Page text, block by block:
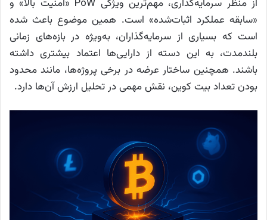
از منظر سرمایه‌گذاری، مهم‌ترین ویژگی PoW «امنیت بالا» و
«سابقه عملکرد اثبات‌شده» است. همین موضوع باعث شده
است که بسیاری از سرمایه‌گذاران، به‌ویژه در بازه‌های زمانی
بلندمدت، به این دسته از دارایی‌ها اعتماد بیشتری داشته
باشند. همچنین ساختار عرضه در برخی پروژه‌ها، مانند محدود
بودن تعداد بیت‌ کوین، نقش مهمی در تحلیل ارزش آن‌ها دارد.